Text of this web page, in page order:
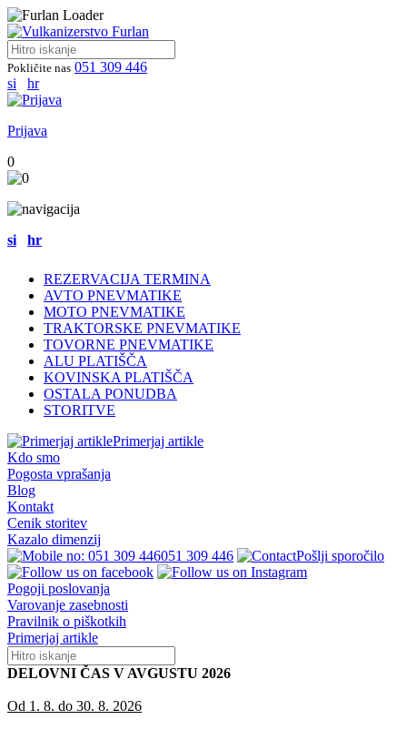
Pokličite nas 051 309 446
si
hr
Prijava
0
si hr
REZERVACIJA TERMINA
AVTO PNEVMATIKE
MOTO PNEVMATIKE
TRAKTORSKE PNEVMATIKE
TOVORNE PNEVMATIKE
ALU PLATIŠČA
KOVINSKA PLATIŠČA
OSTALA PONUDBA
STORITVE
Primerjaj artikle
Kdo smo
Pogosta vprašanja
Blog
Kontakt
Cenik storitev
Kazalo dimenzij
051 309 446
Pošlji sporočilo
Pogoji poslovanja
Varovanje zasebnosti
Pravilnik o piškotkih
Primerjaj artikle
DELOVNI ČAS V AVGUSTU 2026
Od 1. 8. do 30. 8. 2026